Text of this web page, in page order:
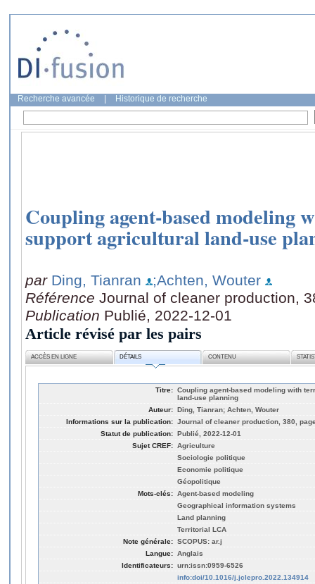
Recherche avancée Historique de recherche
Coupling agent-based
support agricultural land-use
par Ding, Tianran
;Achten, Wouter
Référence Journal of cleaner production,
Publication Publié, 2022-12-01
Article révisé par les pairs
ACCÈS EN LIGNE DÉTAILS CONTENU
Titre: Coupling agent-based modeling with
land-use planning
Auteur: Ding, Tianran; Achten, Wouter
Informations sur la publication: Journal of cleaner production, 380,
Statut de publication: Publié, 2022-12-01
Sujet CREF: Agriculture
Sociologie politique
Economie politique
Géopolitique
Mots-clés: Agent-based modeling
Geographical information systems
Land planning
Territorial LCA
Note générale: SCOPUS: ar.j
Langue: Anglais
Identificateurs: urn:issn:0959-6526
info:doi/10.1016/j.jclepro.2022.134914